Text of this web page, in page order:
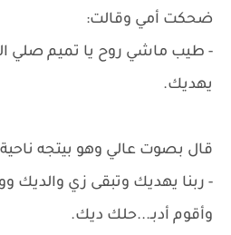
ضحكت أمي وقالت:
- طيب ماشي روح يا تميم صلي
يهديك.
قال بصوت عالي وهو بيتجه ناحية
- ربنا يهديك وتبقى زي والديك
وأقوم أدبـ...حلك ديك.